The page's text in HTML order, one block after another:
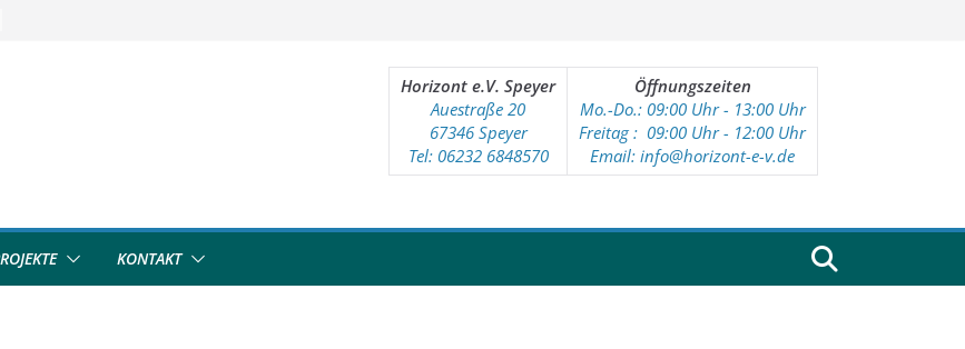
Horizont e.V. Speyer
Auestraße 20
67346 Speyer
Tel: 06232 6848570
Öffnungszeiten
Mo.-Do.: 09:00 Uhr - 13:00 Uhr
Freitag : 09:00 Uhr - 12:00 Uhr
Email: info@horizont-e-v.de
KONTAKT